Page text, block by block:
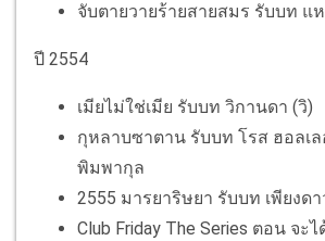
จับตายวายร้ายสายสมร รับบท แ
ปี 2554
เมียไม่ใช่เมีย รับบท วิกานดา (วิ)
กุหลาบซาตาน รับบท โรส ฮอลเล
พิมพากุล
2555 มารยาริษยา รับบท เพียงด
Club Friday The Series ตอน จะ